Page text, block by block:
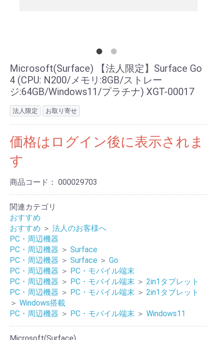
Microsoft(Surface) 【法人限定】Surface Go
4 (CPU: N200/メモリ:8GB/ストレー
ジ:64GB/Windows11/プラチナ) XGT-00017
法人限定 お取り寄せ
価格はログイン後に表示されま
す
商品コード： 000029703
関連カテゴリ
おすすめ
おすすめ ＞ 法人のお客様へ
PC・周辺機器
PC・周辺機器 ＞ Surface
PC・周辺機器 ＞ Surface ＞ Go
PC・周辺機器 ＞ PC・モバイル端末
PC・周辺機器 ＞ PC・モバイル端末 ＞ 2in1タブレット
PC・周辺機器 ＞ PC・モバイル端末 ＞ 2in1タブレット
＞ Windows搭載
PC・周辺機器 ＞ PC・モバイル端末 ＞ Windows11